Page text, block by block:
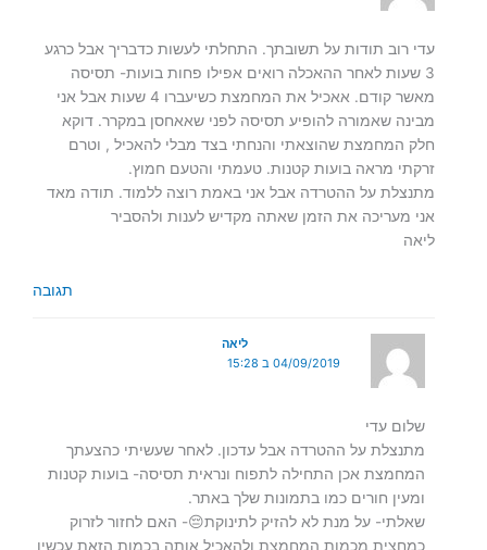
עדי רוב תודות על תשובתך. התחלתי לעשות כדבריך אבל כרגע
3 שעות לאחר ההאכלה רואים אפילו פחות בועות- תסיסה
מאשר קודם. אאכיל את המחמצת כשיעברו 4 שעות אבל אני
מבינה שאמורה להופיע תסיסה לפני שאאחסן במקרר. דוקא
חלק המחמצת שהוצאתי והנחתי בצד מבלי להאכיל , וטרם
זרקתי מראה בועות קטנות. טעמתי והטעם חמוץ.
מתנצלת על ההטרדה אבל אני באמת רוצה ללמוד. תודה מאד
אני מעריכה את הזמן שאתה מקדיש לענות ולהסביר
ליאה
תגובה
ליאה
04/09/2019 ב 15:28
שלום עדי
מתנצלת על ההטרדה אבל עדכון. לאחר שעשיתי כהצעתך
המחמצת אכן התחילה לתפוח ונראית תסיסה- בועות קטנות
ומעין חורים כמו בתמונות שלך באתר.
שאלתי- על מנת לא להזיק לתינוקת😔- האם לחזור לזרוק
כמחצית מכמות המחמצת ולהאכיל אותה בכמות הזאת עכשיו